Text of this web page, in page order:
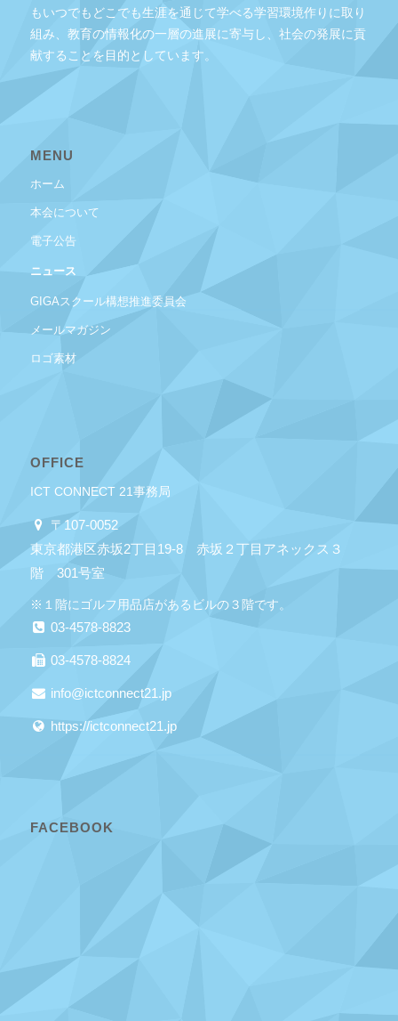
もいつでもどこでも生涯を通じて学べる学習環境作りに取り
組み、教育の情報化の一層の進展に寄与し、社会の発展に貢
献することを目的としています。
MENU
ホーム
本会について
電子公告
ニュース
GIGAスクール構想推進委員会
メールマガジン
ロゴ素材
OFFICE
ICT CONNECT 21事務局
〒107-0052
東京都港区赤坂2丁目19-8 赤坂２丁目アネックス３
階 301号室
※１階にゴルフ用品店があるビルの３階です。
03-4578-8823
03-4578-8824
info@ictconnect21.jp
https://ictconnect21.jp
FACEBOOK